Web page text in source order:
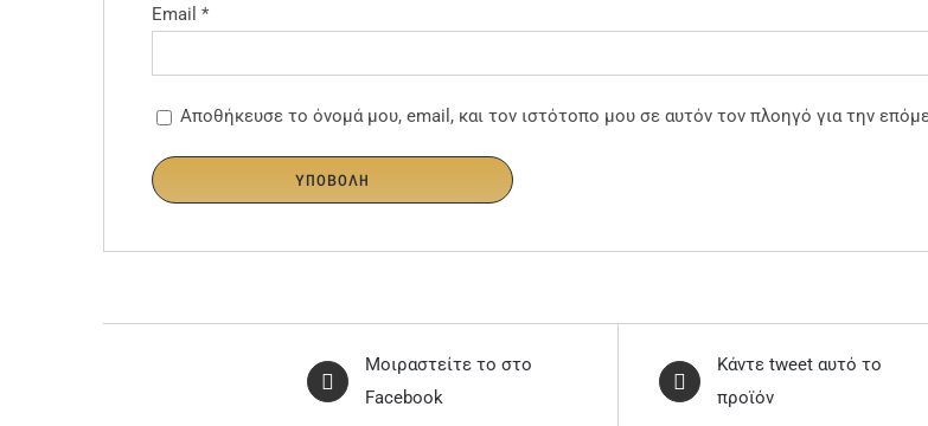
Email *
Αποθήκευσε το όνομά μου, email, και τον ιστότοπο μου σε αυτόν τον πλοηγό για την
Μοιραστείτε το στο
Facebook
Κάντε tweet αυτό το
προϊόν